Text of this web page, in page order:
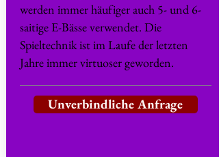
werden immer häufiger auch 5- und 6-
saitige E-Bässe verwendet. Die
Spieltechnik ist im Laufe der letzten
Jahre immer virtuoser geworden.
Unverbindliche Anfrage